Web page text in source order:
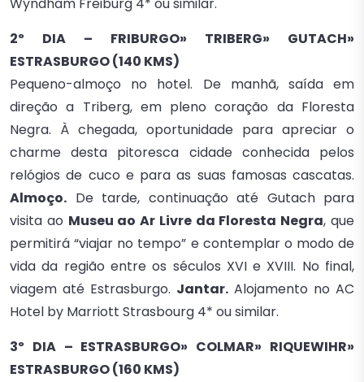
2º DIA – FRIBURGO» TRIBERG» GUTACH»
ESTRASBURGO (140 KMS)
Pequeno-almoço no hotel. De manhã, saída em
direção a Triberg, em pleno coração da Floresta
Negra. À chegada, oportunidade para apreciar o
charme desta pitoresca cidade conhecida pelos
relógios de cuco e para as suas famosas cascatas.
Almoço. De tarde, continuação até Gutach para
visita ao Museu ao Ar Livre da Floresta Negra, que
permitirá “viajar no tempo” e contemplar o modo de
vida da região entre os séculos XVI e XVIII. No final,
viagem até Estrasburgo. Jantar. Alojamento no AC
Hotel by Marriott Strasbourg 4* ou similar.
3º DIA – ESTRASBURGO» COLMAR» RIQUEWIHR»
ESTRASBURGO (160 KMS)